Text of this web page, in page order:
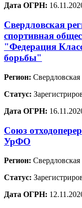
Дата ОГРН:
Свердловская
спортивная
"Федерация
борьбы"
Регион: Свердловская
Статус:
Дата ОГРН:
Союз
УрФО
Регион: Свердловская
Статус:
Дата ОГРН: